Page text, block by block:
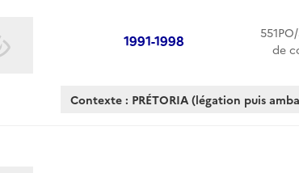
1991-1998
de
Contexte : PRÉTORIA (légation puis